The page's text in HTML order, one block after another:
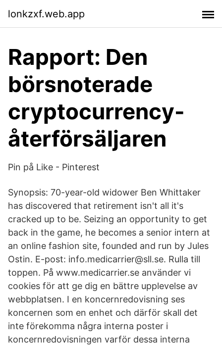
lonkzxf.web.app
Rapport: Den
börsnoterade
cryptocurrency-
återförsäljaren
Pin på Like - Pinterest
Synopsis: 70-year-old widower Ben Whittaker
has discovered that retirement isn't all it's
cracked up to be. Seizing an opportunity to get
back in the game, he becomes a senior intern at
an online fashion site, founded and run by Jules
Ostin. E-post: info.medicarrier@sll.se. Rulla till
toppen. På www.medicarrier.se använder vi
cookies för att ge dig en bättre upplevelse av
webbplatsen. I en koncernredovisning ses
koncernen som en enhet och därför skall det
inte förekomma några interna poster i
koncernredovisningen varför dessa interna